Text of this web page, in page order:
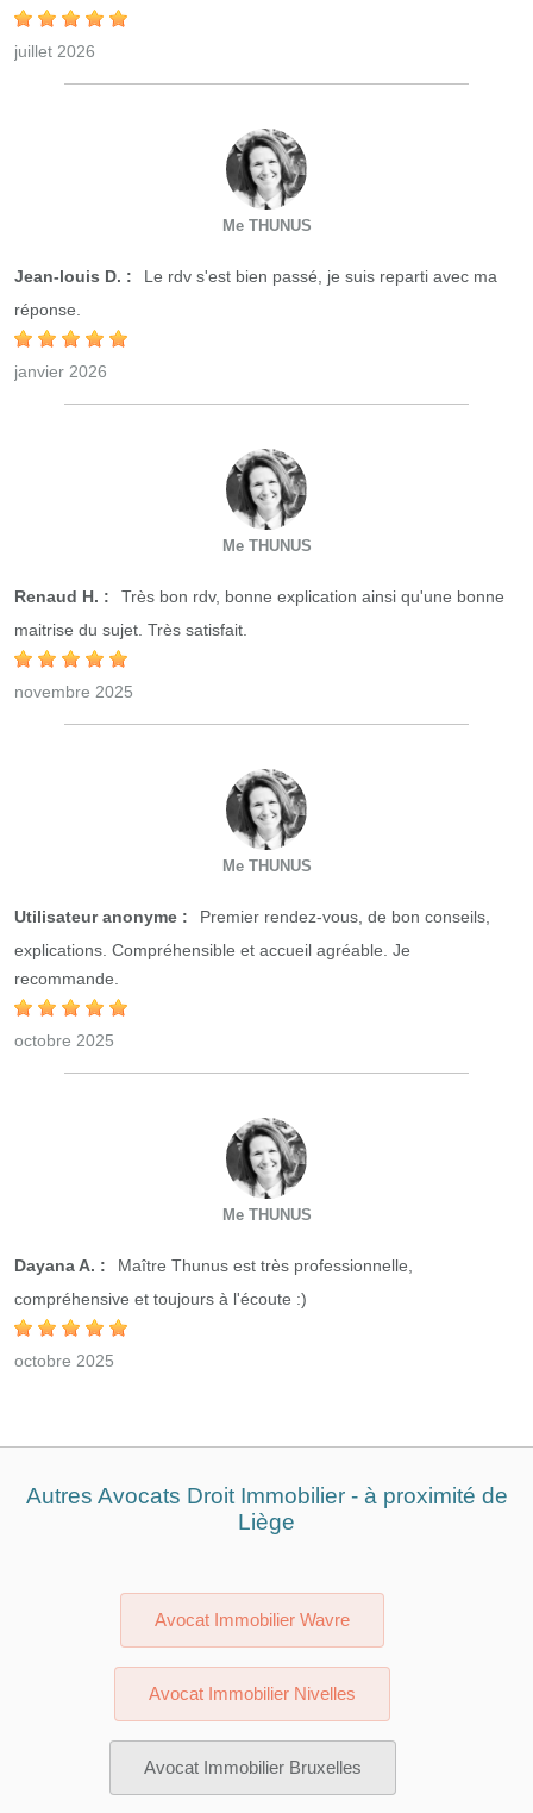
juillet 2026
Me THUNUS
Jean-louis D. :
Le rdv s'est bien passé, je suis reparti avec ma
réponse.
janvier 2026
Me THUNUS
Renaud H. :
Très bon rdv, bonne explication ainsi qu'une bonne
maitrise du sujet. Très satisfait.
novembre 2025
Me THUNUS
Utilisateur anonyme :
Premier rendez-vous, de bon conseils,
explications. Compréhensible et accueil agréable. Je
recommande.
octobre 2025
Me THUNUS
Dayana A. :
Maître Thunus est très professionnelle,
compréhensive et toujours à l'écoute :)
octobre 2025
Autres Avocats Droit Immobilier - à proximité de
Liège
Avocat Immobilier Wavre
Avocat Immobilier Nivelles
Avocat Immobilier Bruxelles